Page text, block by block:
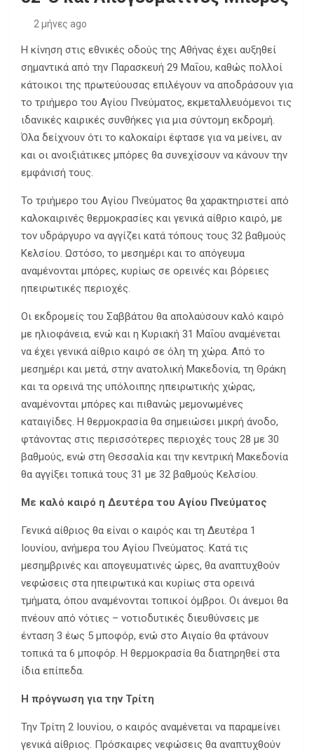
2 μήνες ago
Η κίνηση στις εθνικές οδούς της Αθήνας έχει αυξηθεί
σημαντικά από την Παρασκευή 29 Μαΐου, καθώς πολλοί
κάτοικοι της πρωτεύουσας επιλέγουν να αποδράσουν για
το τριήμερο του Αγίου Πνεύματος, εκμεταλλευόμενοι τις
ιδανικές καιρικές συνθήκες για μια σύντομη εκδρομή.
Όλα δείχνουν ότι το καλοκαίρι έφτασε για να μείνει, αν
και οι ανοιξιάτικες μπόρες θα συνεχίσουν να κάνουν την
εμφάνισή τους.
Το τριήμερο του Αγίου Πνεύματος θα χαρακτηριστεί από
καλοκαιρινές θερμοκρασίες και γενικά αίθριο καιρό, με
τον υδράργυρο να αγγίζει κατά τόπους τους 32 βαθμούς
Κελσίου. Ωστόσο, το μεσημέρι και το απόγευμα
αναμένονται μπόρες, κυρίως σε ορεινές και βόρειες
ηπειρωτικές περιοχές.
Οι εκδρομείς του Σαββάτου θα απολαύσουν καλό καιρό
με ηλιοφάνεια, ενώ και η Κυριακή 31 Μαΐου αναμένεται
να έχει γενικά αίθριο καιρό σε όλη τη χώρα. Από το
μεσημέρι και μετά, στην ανατολική Μακεδονία, τη Θράκη
και τα ορεινά της υπόλοιπης ηπειρωτικής χώρας,
αναμένονται μπόρες και πιθανώς μεμονωμένες
καταιγίδες. Η θερμοκρασία θα σημειώσει μικρή άνοδο,
φτάνοντας στις περισσότερες περιοχές τους 28 με 30
βαθμούς, ενώ στη Θεσσαλία και την κεντρική Μακεδονία
θα αγγίξει τοπικά τους 31 με 32 βαθμούς Κελσίου.
Με καλό καιρό η Δευτέρα του Αγίου Πνεύματος
Γενικά αίθριος θα είναι ο καιρός και τη Δευτέρα 1
Ιουνίου, ανήμερα του Αγίου Πνεύματος. Κατά τις
μεσημβρινές και απογευματινές ώρες, θα αναπτυχθούν
νεφώσεις στα ηπειρωτικά και κυρίως στα ορεινά
τμήματα, όπου αναμένονται τοπικοί όμβροι. Οι άνεμοι θα
πνέουν από νότιες – νοτιοδυτικές διευθύνσεις με
ένταση 3 έως 5 μποφόρ, ενώ στο Αιγαίο θα φτάνουν
τοπικά τα 6 μποφόρ. Η θερμοκρασία θα διατηρηθεί στα
ίδια επίπεδα.
Η πρόγνωση για την Τρίτη
Την Τρίτη 2 Ιουνίου, ο καιρός αναμένεται να παραμείνει
γενικά αίθριος. Πρόσκαιρες νεφώσεις θα αναπτυχθούν